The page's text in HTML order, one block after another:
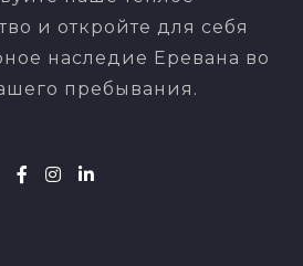
и откройте для себя
наследие Еревана во
пребывания.